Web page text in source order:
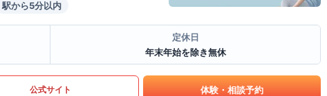
駅から5分以内
定休日
年末年始を除き無休
公式サイト 体験・相談予約